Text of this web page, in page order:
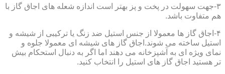
۳-جهت سهولت در پخت و پز بهتر است اندازه شعله های اجاق گاز با
هم متفاوت باشد.
۴-اجاق گاز ها معمولا از جنس استیل ضد زنگ یا ترکیبی از شیشه و
استیل ساخته می شوند.اجاق گاز های شیشه ای معمولا جلوه و
نمای ویژه ای به آشپزخانه می دهند اما اگر به دنبال استحکام بیش
تر هستید اجاق گاز های استیل را انتخاب کنید.